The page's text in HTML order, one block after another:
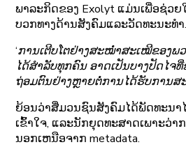
ພາລະກິດຂອງ Exolyt ແມ່ນເພື່ອຊ່ວ
ບວກທາງດ້ານສັງຄົມແລະວັດທະນະທໍາ.
‘ການເຕີບໂຕຢ່າງສະໝ່ຳສະເໝີຂອງ
ໄດ້ສຳລັບທຸກຄົນ ອາດເປັນບາງປັດໄ
ຖ່ອມຕົນຢ່າງຫຼາຍຕໍ່ການໄດ້ຮັບການສ
ຍ້ອນວ່າສື່ມວນຊົນສັງຄົມໄດ້ພັດທະນ
ເຂົ້າໃຈ, ແລະນັກຍຸດທະສາດເພາະວ່
ນອກເຫນືອຈາກ metadata.